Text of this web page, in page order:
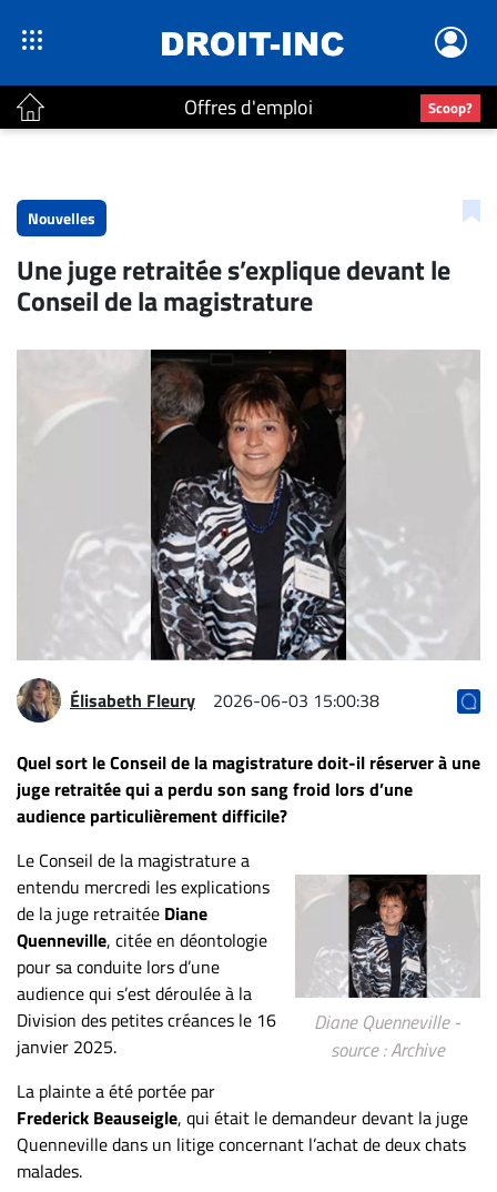
Offres d'emploi Scoop?
Accueil
Continu
Nominations
Bureaux
Juridiques
Campus
CARRIÈRE
EMPLOIS
AVOCATS
ET
JURISTES
Offres
d'emploi
Formation
Continue
Métiers
Scoop?
CABINETS
ET
ENTREPRISES
Espace
entreprises
Page
entreprises
Nouvelles
Une juge retraitée s’explique devant le
Conseil de la magistrature
Élisabeth Fleury 2026-06-03 15:00:38
Quel sort le Conseil de la magistrature doit-il réserver à une
juge retraitée qui a perdu son sang froid lors d’une
audience particulièrement difficile?
Diane Quenneville -
source : Archive
Le Conseil de la magistrature a
entendu mercredi les explications
de la juge retraitée Diane
Quenneville, citée en déontologie
pour sa conduite lors d’une
audience qui s’est déroulée à la
Division des petites créances le 16
janvier 2025.
La plainte a été portée par
Frederick Beauseigle, qui était le demandeur devant la juge
Quenneville dans un litige concernant l’achat de deux chats
malades.